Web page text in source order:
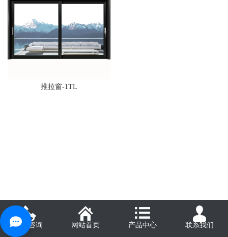
推拉窗-1TL
电话咨询 网站首页 产品中心 联系我们